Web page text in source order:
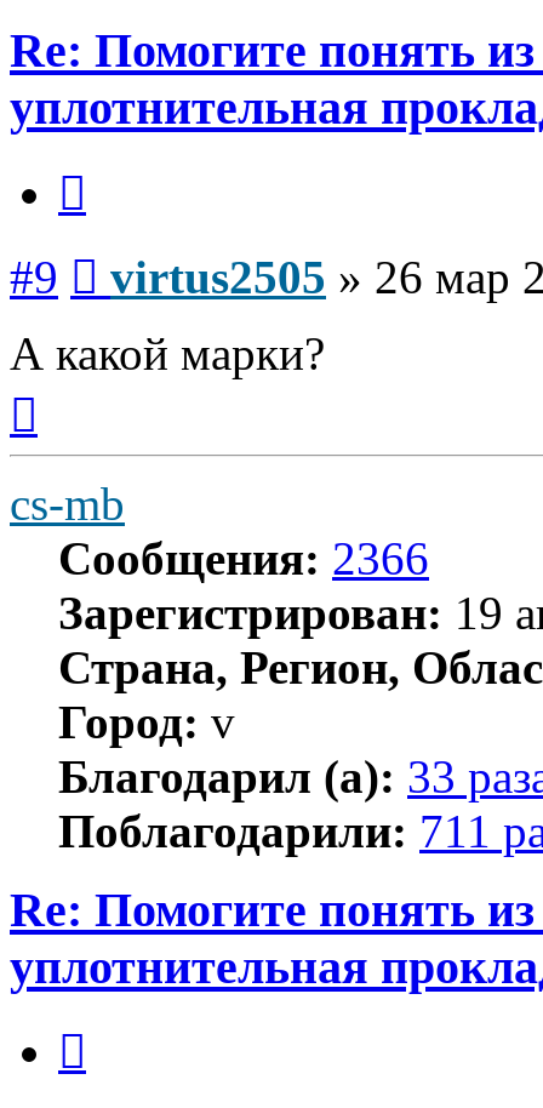
Re: Помогите понять из
уплотнительная
#9 virtus2505 » 26 мар
А какой марки?
началу
cs-mb
Сообщения: 2366
Зарегистрирован: 19
Страна, Регион,
Город: v
Благодарил (а): 33
Поблагодарили: 711
Re: Помогите понять из
уплотнительная